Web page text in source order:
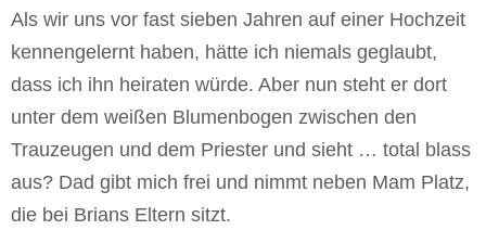
Als wir uns vor fast sieben Jahren auf einer Hochzeit
kennengelernt haben, hätte ich niemals geglaubt,
dass ich ihn heiraten würde. Aber nun steht er dort
unter dem weißen Blumenbogen zwischen den
Trauzeugen und dem Priester und sieht … total blass
aus? Dad gibt mich frei und nimmt neben Mam Platz,
die bei Brians Eltern sitzt.